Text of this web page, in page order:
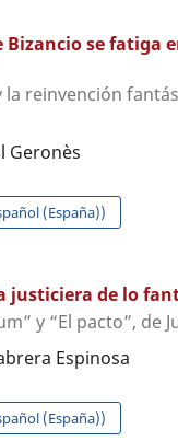
Bizancio se fatiga
la reinvención
Geronès
(España))
justiciera de lo
y “El pacto”, de
Espinosa
(España))